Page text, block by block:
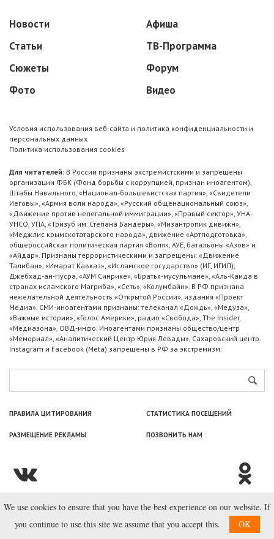
Новости
Статьи
Сюжеты
Фото
Афиша
ТВ-Программа
Форум
Видео
Условия использования веб-сайта и политика конфиденциальности и
персональных данных
Политика использования cookies
Для читателей: В России признаны экстремистскими и запрещены
организации ФБК (Фонд борьбы с коррупцией, признан иноагентом),
Штабы Навального, «Национал-большевистская партия», «Свидетели
Иеговы», «Армия воли народа», «Русский общенациональный союз»,
«Движение против нелегальной иммиграции», «Правый сектор», УНА-
УНСО, УПА, «Тризуб им. Степана Бандеры», «Мизантропик дивижн»,
«Меджлис крымскотатарского народа», движение «Артподготовка»,
общероссийская политическая партия «Воля», АУЕ, батальоны «Азов» и
«Айдар». Признаны террористическими и запрещены: «Движение
Талибан», «Имарат Кавказ», «Исламское государство» (ИГ, ИГИЛ),
Джебхад-ан-Нусра, «АУМ Синрике», «Братья-мусульмане», «Аль-Каида в
странах исламского Магриба», «Сеть», «Колумбайн». В РФ признана
нежелательной деятельность «Открытой России», издания «Проект
Медиа». СМИ-иноагентами признаны: телеканал «Дождь», «Медуза»,
«Важные истории», «Голос Америки», радио «Свобода», The Insider,
«Медиазона», ОВД-инфо. Иноагентами признаны общество/центр
«Мемориал», «Аналитический Центр Юрия Левады», Сахаровский центр.
Instagram и Facebook (Metа) запрещены в РФ за экстремизм.
ПРАВИЛА ЦИТИРОВАНИЯ СТАТИСТИКА ПОСЕЩЕНИЙ
РАЗМЕЩЕНИЕ РЕКЛАМЫ ПОЗВОНИТЬ НАМ
© ООО «Лаборатория Новоcтей», 2003—2026.
We use cookies to ensure that you have the best experience on our website. If
you continue to use this site we assume that you accept this.
OK